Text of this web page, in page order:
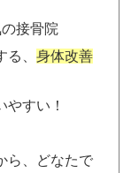
。
ます　その日
いただけるので
の接骨院
る、身体改善
やすい！
ら、どなたで